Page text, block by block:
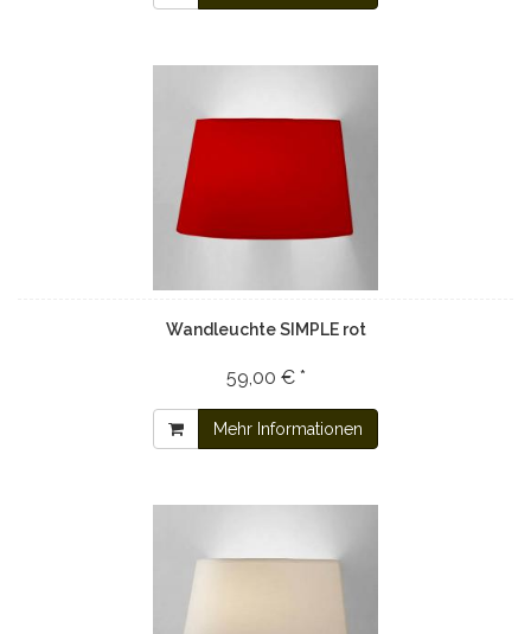
Wandleuchte SIMPLE rot
59,00 € *
Mehr Informationen